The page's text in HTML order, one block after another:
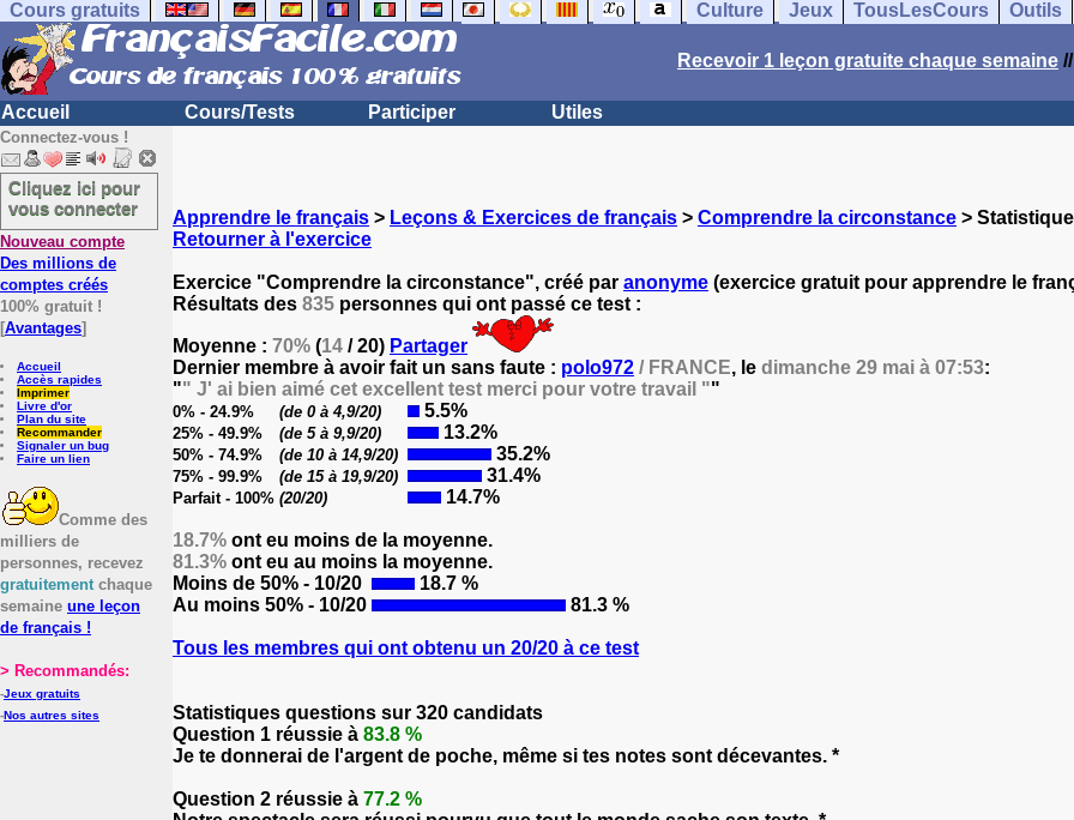
Cours gratuits Culture Jeux TousLesCours Outils
Recevoir 1 leçon gratuite chaque semaine
Accueil Cours/Tests Participer Utiles
Connectez-vous !
Cliquez ici pour
vous connecter
Nouveau compte
Des millions de
comptes créés
100% gratuit !
[Avantages]
Accueil
Accès rapides
Imprimer
Livre d'or
Plan du site
Recommander
Signaler un bug
Faire un lien
Comme des
milliers de
personnes, recevez
gratuitementchaque
semaine une leçon
de français !
> Recommandés:
-Jeux gratuits
-Nos autres sites
Apprendre le français > Leçons & Exercices de français > Comprendre la circonstance >
Retourner à l'exercice
Exercice "Comprendre la circonstance", créé par anonyme (exercice gratuit pour apprendre le
Résultats des 835 personnes qui ont passé ce test :
Moyenne : 70% (14 / 20) Partager
Dernier membre à avoir fait un sans faute : polo972 / FRANCE, le dimanche 29 mai à 07:53:
"" J' ai bien aimé cet excellent test merci pour votre travail ""
0% - 24.9% (de 0 à 4,9/20) 5.5%
25% - 49.9% (de 5 à 9,9/20) 13.2%
50% - 74.9% (de 10 à 14,9/20) 35.2%
75% - 99.9% (de 15 à 19,9/20) 31.4%
Parfait - 100% (20/20) 14.7%
18.7% ont eu moins de la moyenne.
81.3% ont eu au moins la moyenne.
Moins de 50% - 10/20
18.7 %
Au moins 50% - 10/20
81.3 %
Tous les membres qui ont obtenu un 20/20 à ce test
Statistiques questions sur 320 candidats
Question 1 réussie à 83.8 %
Je te donnerai de l'argent de poche, même si tes notes sont décevantes. *
Question 2 réussie à 77.2 %